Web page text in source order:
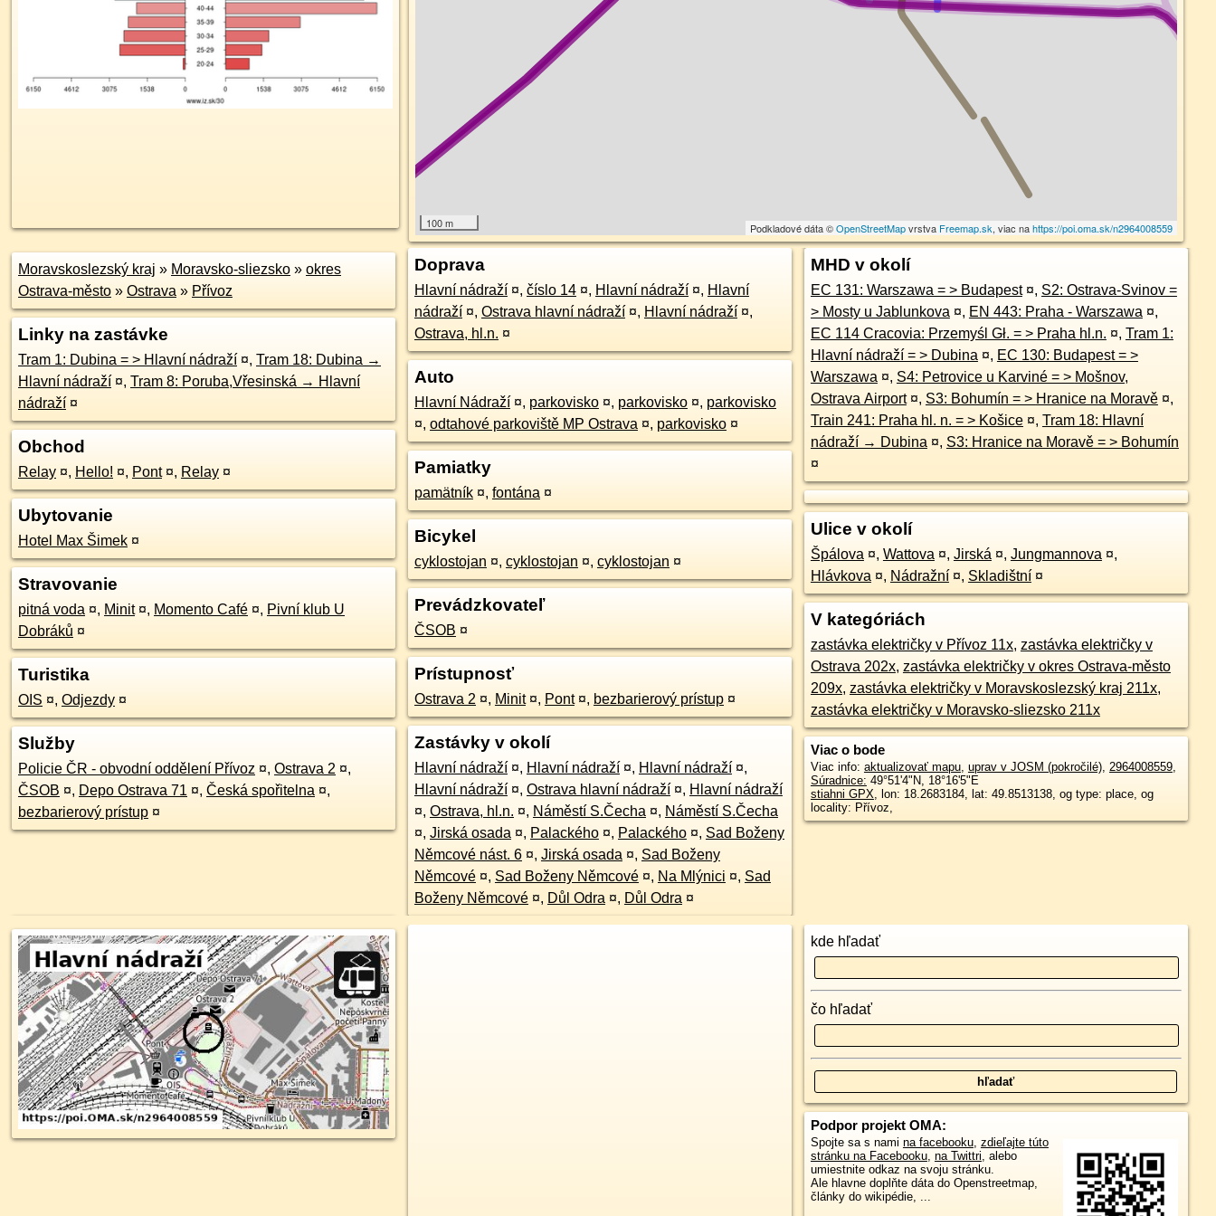
100 m Podkladové dáta ©OpenStreetMapvrstva Freemap.sk, viac nahttps://poi.oma.sk/n2964008559
Moravskoslezský kraj » Moravsko-sliezsko » okres
Ostrava-město » Ostrava » Přívoz
Linky na zastávke
Tram 1: Dubina = > Hlavní nádraží ¤, Tram 18: Dubina →
Hlavní nádraží ¤, Tram 8: Poruba,Vřesinská → Hlavní
nádraží ¤
Obchod
Relay ¤, Hello! ¤, Pont ¤, Relay ¤
Ubytovanie
Hotel Max Šimek ¤
Stravovanie
pitná voda ¤, Minit ¤, Momento Café ¤, Pivní klub U
Dobráků ¤
Turistika
OIS ¤, Odjezdy ¤
Služby
Policie ČR - obvodní oddělení Přívoz ¤, Ostrava 2 ¤,
ČSOB ¤, Depo Ostrava 71 ¤, Česká spořitelna ¤,
bezbarierový prístup ¤
Doprava
Hlavní nádraží ¤, číslo 14 ¤, Hlavní nádraží ¤, Hlavní
nádraží ¤, Ostrava hlavní nádraží ¤, Hlavní nádraží ¤,
Ostrava, hl.n. ¤
Auto
Hlavní Nádraží ¤, parkovisko ¤, parkovisko ¤, parkovisko
¤, odtahové parkoviště MP Ostrava ¤, parkovisko ¤
Pamiatky
pamätník ¤, fontána ¤
Bicykel
cyklostojan ¤, cyklostojan ¤, cyklostojan ¤
Prevádzkovateľ
ČSOB ¤
Prístupnosť
Ostrava 2 ¤, Minit ¤, Pont ¤, bezbarierový prístup ¤
Zastávky v okolí
Hlavní nádraží ¤, Hlavní nádraží ¤, Hlavní nádraží ¤,
Hlavní nádraží ¤, Ostrava hlavní nádraží ¤, Hlavní nádraží
¤, Ostrava, hl.n. ¤, Náměstí S.Čecha ¤, Náměstí S.Čecha
¤, Jirská osada ¤, Palackého ¤, Palackého ¤, Sad Boženy
Němcové nást. 6 ¤, Jirská osada ¤, Sad Boženy
Němcové ¤, Sad Boženy Němcové ¤, Na Mlýnici ¤, Sad
Boženy Němcové ¤, Důl Odra ¤, Důl Odra ¤
MHD v okolí
EC 131: Warszawa = > Budapest ¤, S2: Ostrava-Svinov =
> Mosty u Jablunkova ¤, EN 443: Praha - Warszawa ¤,
EC 114 Cracovia: Przemyśl Gł. = > Praha hl.n. ¤, Tram 1:
Hlavní nádraží = > Dubina ¤, EC 130: Budapest = >
Warszawa ¤, S4: Petrovice u Karviné = > Mošnov,
Ostrava Airport ¤, S3: Bohumín = > Hranice na Moravě ¤,
Train 241: Praha hl. n. = > Košice ¤, Tram 18: Hlavní
nádraží → Dubina ¤,
S3: Hranice na Moravě = > Bohumín
¤
Ulice v okolí
Špálova ¤, Wattova ¤, Jirská ¤, Jungmannova ¤,
Hlávkova ¤, Nádražní ¤, Skladištní ¤
V kategóriách
zastávka električky v Přívoz 11x, zastávka električky v
Ostrava 202x, zastávka električky v okres Ostrava-město
209x, zastávka električky v Moravskoslezský kraj 211x,
zastávka električky v Moravsko-sliezsko 211x
Viac o bode
Viac info: aktualizovať mapu, uprav v JOSM (pokročilé), 2964008559,
Súradnice: 49°51'4"N, 18°16'5"E
stiahni GPX, lon: 18.2683184, lat: 49.8513138, og type: place, og
locality: Přívoz,
kde hľadať
čo hľadať
Podpor projekt OMA:
Spojte sa s nami na facebooku, zdieľajte túto
stránku na Facebooku, na Twittri, alebo
umiestnite odkaz na svoju stránku.
Ale hlavne doplňte dáta do Openstreetmap,
články do wikipédie, ...